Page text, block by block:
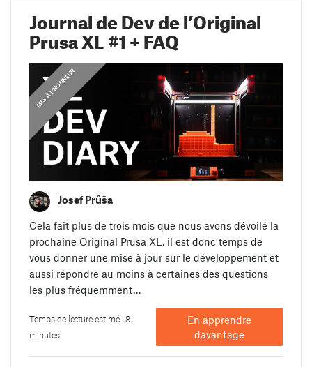
Journal de Dev de l’Original
Prusa XL #1 + FAQ
J
O
U
R
N
A
L
D
E
D
É
V
E
L
O
P
P
E
M
E
N
T
,
MIS À L'HONNEUR
Josef Průša
Cela fait plus de trois mois que nous avons dévoilé la
prochaine Original Prusa XL, il est donc temps de
vous donner une mise à jour sur le développement et
aussi répondre au moins à certaines des questions
les plus fréquemment…
Temps de lecture estimé : 8
minutes
En apprendre
davantage